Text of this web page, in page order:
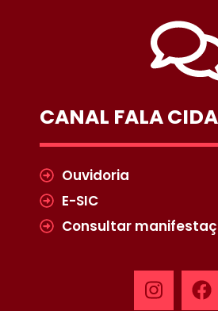
CANAL FALA
Ouvidoria
E-SIC
Consultar